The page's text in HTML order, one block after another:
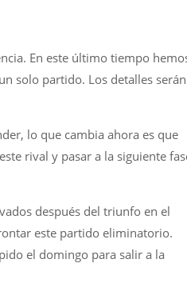
En este último tiempo
solo partido. Los detalles serán
lo que cambia ahora es que
rival y pasar a la siguiente
después del triunfo en el
este partido eliminatorio.
el domingo para salir a la